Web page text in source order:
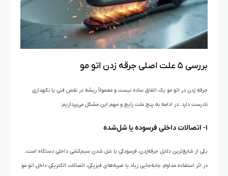
بررسی ۵ علت اصلی جرقه زدن اتو مو
جرقه زدن در اتو مو یک اتفاق ساده نیست و معمولاً ریشه در نقص فنی یا نگهداری
نادرست دارد. در ادامه به پنج علت رایج و مهم این مشکل می‌پردازیم:
۱- اتصالات داخلی فرسوده یا شل‌شده
یکی از شایع‌ترین دلایل جرقه‌زدن، فرسودگی یا شل شدن سیم‌کشی داخلی دستگاه است.
در اثر استفاده مداوم، جابه‌جایی زیاد یا ضربه‌های فیزیکی، اتصالات الکتریکی داخل اتو مو